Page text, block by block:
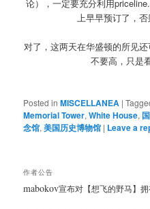
论），一定要充分利用
上早早预订了，否
对了，这两天在华盛顿的所见
不要高，只
Posted in MISCELLANEA |
Memorial Tower,White House,
念馆,美国历史博物馆 | Leave a
作者公告
mabokov宣布对【想飞的野马】拥